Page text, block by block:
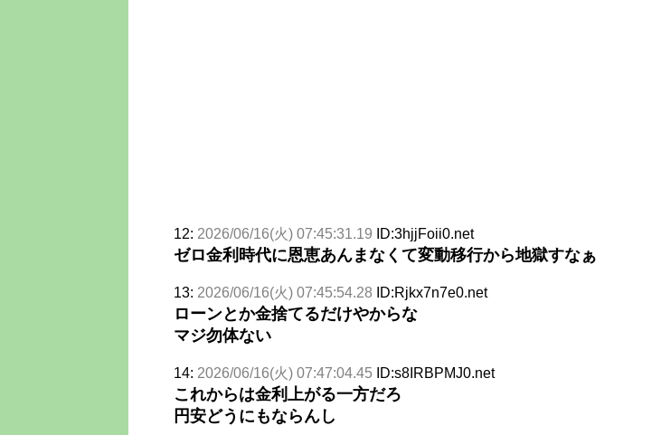
12: 2026/06/16(火) 07:45:31.19 ID:3hjjFoii0.net
ゼロ金利時代に恩恵あんまなくて変動移行から地獄すなぁ
13: 2026/06/16(火) 07:45:54.28 ID:Rjkx7n7e0.net
ローンとか金捨てるだけやからな
マジ勿体ない
14: 2026/06/16(火) 07:47:04.45 ID:s8IRBPMJ0.net
これからは金利上がる一方だろ
円安どうにもならんし